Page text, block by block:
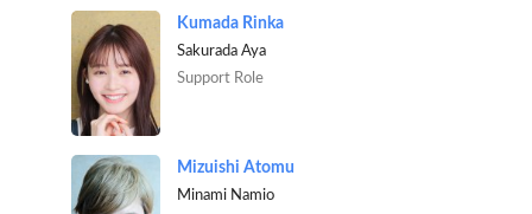
Kumada Rinka
Sakurada Aya
Support Role
Mizuishi Atomu
Minami Namio